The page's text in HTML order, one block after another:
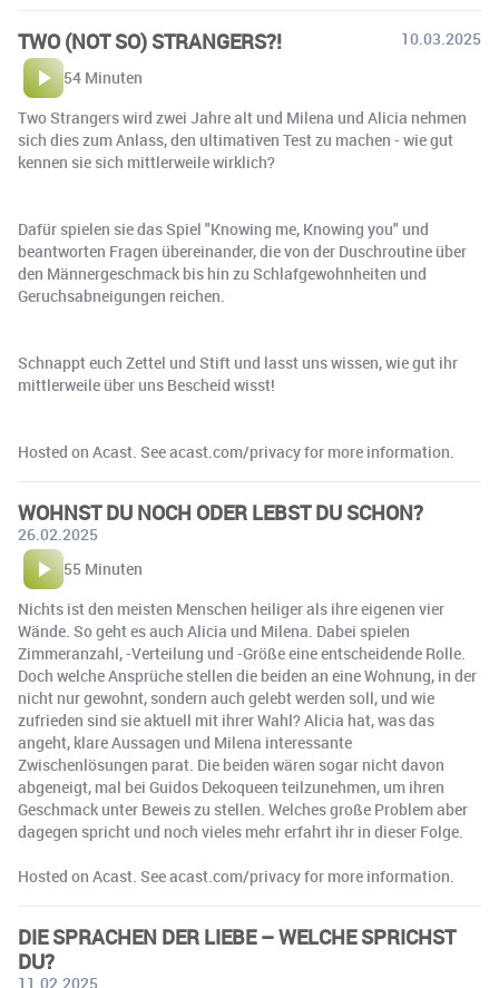
TWO (NOT SO) STRANGERS?!
10.03.2025
54 Minuten
Two Strangers wird zwei Jahre alt und Milena und Alicia nehmen
sich dies zum Anlass, den ultimativen Test zu machen - wie gut
kennen sie sich mittlerweile wirklich?
Dafür spielen sie das Spiel "Knowing me, Knowing you" und
beantworten Fragen übereinander, die von der Duschroutine über
den Männergeschmack bis hin zu Schlafgewohnheiten und
Geruchsabneigungen reichen.
Schnappt euch Zettel und Stift und lasst uns wissen, wie gut ihr
mittlerweile über uns Bescheid wisst!
Hosted on Acast. See acast.com/privacy for more information.
WOHNST DU NOCH ODER LEBST DU SCHON?
26.02.2025
55 Minuten
Nichts ist den meisten Menschen heiliger als ihre eigenen vier
Wände. So geht es auch Alicia und Milena. Dabei spielen
Zimmeranzahl, -Verteilung und -Größe eine entscheidende Rolle.
Doch welche Ansprüche stellen die beiden an eine Wohnung, in der
nicht nur gewohnt, sondern auch gelebt werden soll, und wie
zufrieden sind sie aktuell mit ihrer Wahl? Alicia hat, was das
angeht, klare Aussagen und Milena interessante
Zwischenlösungen parat. Die beiden wären sogar nicht davon
abgeneigt, mal bei Guidos Dekoqueen teilzunehmen, um ihren
Geschmack unter Beweis zu stellen. Welches große Problem aber
dagegen spricht und noch vieles mehr erfahrt ihr in dieser Folge.
Hosted on Acast. See acast.com/privacy for more information.
DIE SPRACHEN DER LIEBE – WELCHE SPRICHST
DU?
11.02.2025